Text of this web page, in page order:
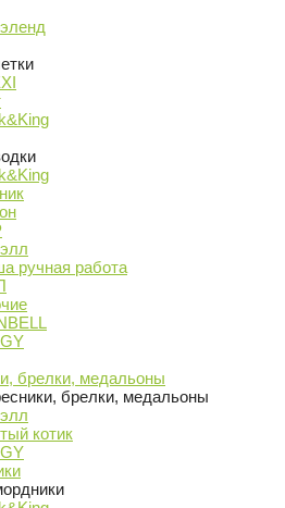
ручная работа
брелки, медальоны
брелки, медальоны
котик